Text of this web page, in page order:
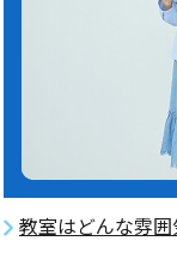
教室はどんな雰